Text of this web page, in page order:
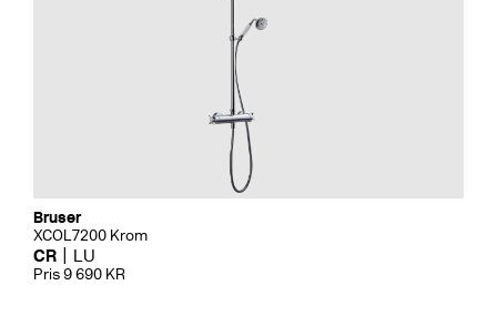
Bruser
XCOL7200 Krom
CR LU
Pris 9 690 KR